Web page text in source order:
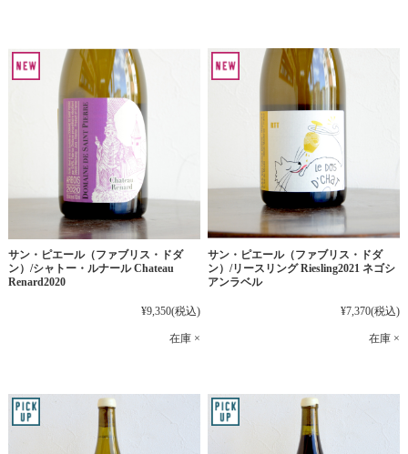
サン・ピエール（ファブリス・ドダ
ン）/シャトー・ルナール Chateau
Renard2020
¥9,350(税込)
在庫 ×
サン・ピエール（ファブリス・ドダ
ン）/リースリング Riesling2021 ネゴシ
アンラベル
¥7,370(税込)
在庫 ×